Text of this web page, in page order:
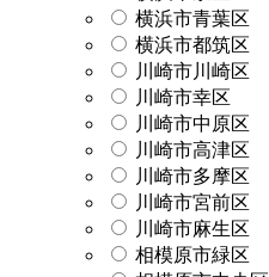
横浜市青葉区
横浜市都筑区
川崎市川崎区
川崎市幸区
川崎市中原区
川崎市高津区
川崎市多摩区
川崎市宮前区
川崎市麻生区
相模原市緑区